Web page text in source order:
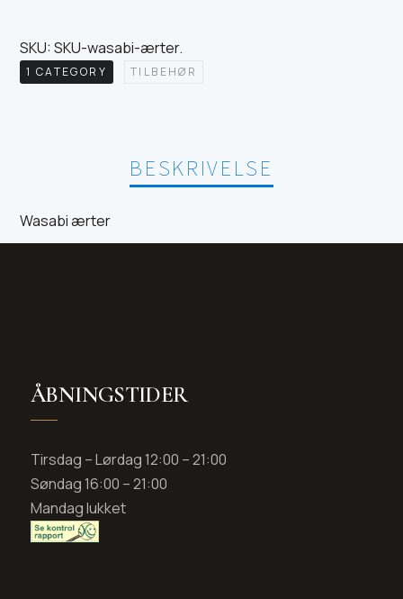
SKU:SKU-wasabi-ærter.
1 CATEGORY TILBEHØR
BESKRIVELSE
Wasabi ærter
ÅBNINGSTIDER
Tirsdag – Lørdag 12:00 – 21:00
Søndag 16:00 – 21:00
Mandag lukket